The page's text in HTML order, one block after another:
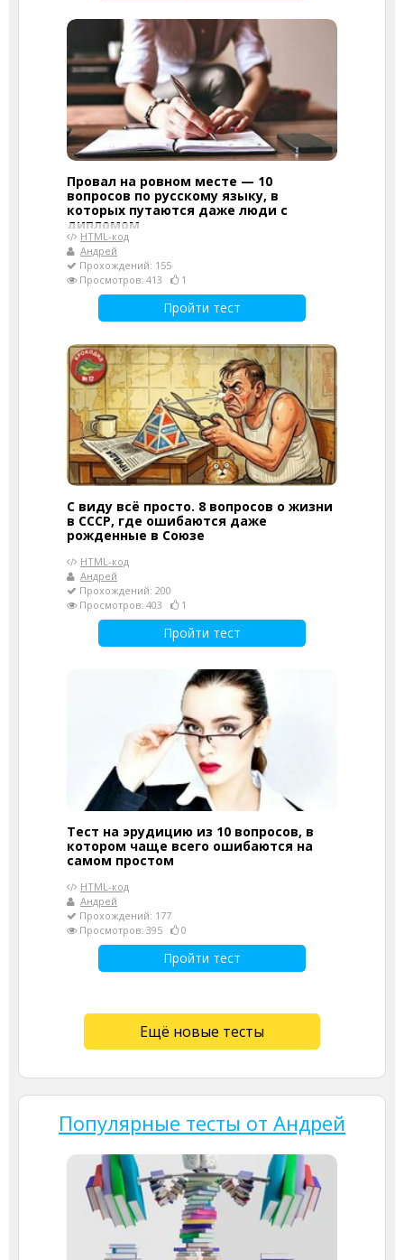
Провал на ровном месте — 10
вопросов по русскому языку, в
которых путаются даже люди с
дипломом
HTML-код
Андрей
Прохождений: 155
Просмотров: 413
1
Пройти тест
С виду всё просто. 8 вопросов о жизни
в СССР, где ошибаются даже
рожденные в Союзе
HTML-код
Андрей
Прохождений: 200
Просмотров: 403
1
Пройти тест
Тест на эрудицию из 10 вопросов, в
котором чаще всего ошибаются на
самом простом
HTML-код
Андрей
Прохождений: 177
Просмотров: 395
0
Пройти тест
Ещё новые тесты
Популярные тесты от Андрей